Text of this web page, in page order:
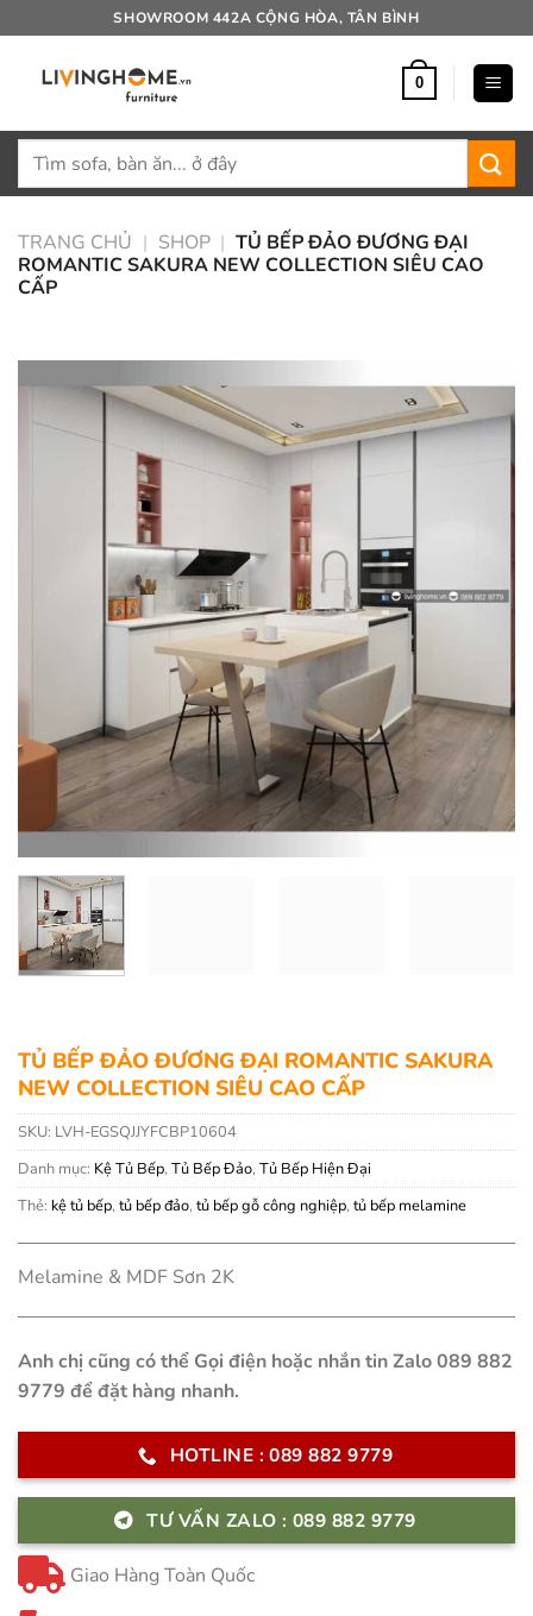
qua
SHOWROOM 442A CỘNG HÒA, TÂN BÌNH
0
Tìm
TRANG CHỦ | SHOP | TỦ BẾP ĐẢO ĐƯƠNG ĐẠI
ROMANTIC SAKURA NEW COLLECTION SIÊU CAO
CẤP
TỦ BẾP ĐẢO ĐƯƠNG ĐẠI ROMANTIC SAKURA
NEW COLLECTION SIÊU CAO CẤP
SKU: LVH-EGSQJJYFCBP10604
Danh mục: Kệ Tủ Bếp, Tủ Bếp Đảo, Tủ Bếp Hiện Đại
Thẻ: kệ tủ bếp, tủ bếp đảo, tủ bếp gỗ công nghiệp, tủ bếp melamine
Melamine & MDF Sơn 2K
Anh chị cũng có thể Gọi điện hoặc nhắn tin Zalo 089 882
9779 để đặt hàng nhanh.
HOTLINE : 089 882 9779
TƯ VẤN ZALO : 089 882 9779
Giao Hàng Toàn Quốc